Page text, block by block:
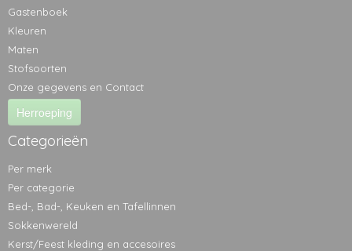
Gastenboek
Kleuren
Maten
Stofsoorten
Onze gegevens en Contact
Herroeping
Categorieën
Per merk
Per categorie
Bed-, Bad-, Keuken en Tafellinnen
Sokkenwereld
Kerst/Feest kleding en accesoires